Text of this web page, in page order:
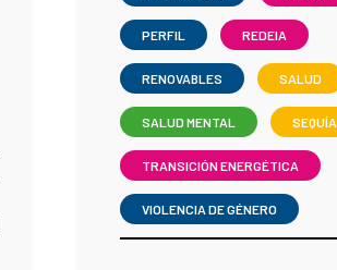
PERFIL REDEIA
RENOVABLES SALUD
SALUD MENTAL SEQUÍA
TRANSICIÓN ENERGÉTICA
VIOLENCIA DE GÉNERO